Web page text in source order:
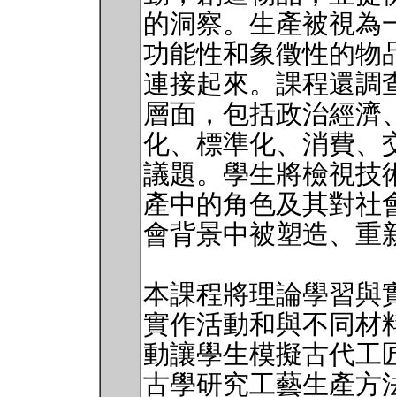
的洞察。生產被視為
功能性和象徵性的物
連接起來。課程還調
層面，包括政治經濟
化、標準化、消費、
議題。學生將檢視技
產中的角色及其對社
會背景中被塑造、重
本課程將理論學習與
實作活動和與不同材
動讓學生模擬古代工
古學研究工藝生產方